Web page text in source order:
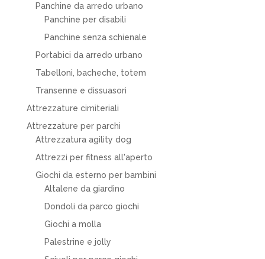
Panchine da arredo urbano
Panchine per disabili
Panchine senza schienale
Portabici da arredo urbano
Tabelloni, bacheche, totem
Transenne e dissuasori
Attrezzature cimiteriali
Attrezzature per parchi
Attrezzatura agility dog
Attrezzi per fitness all'aperto
Giochi da esterno per bambini
Altalene da giardino
Dondoli da parco giochi
Giochi a molla
Palestrine e jolly